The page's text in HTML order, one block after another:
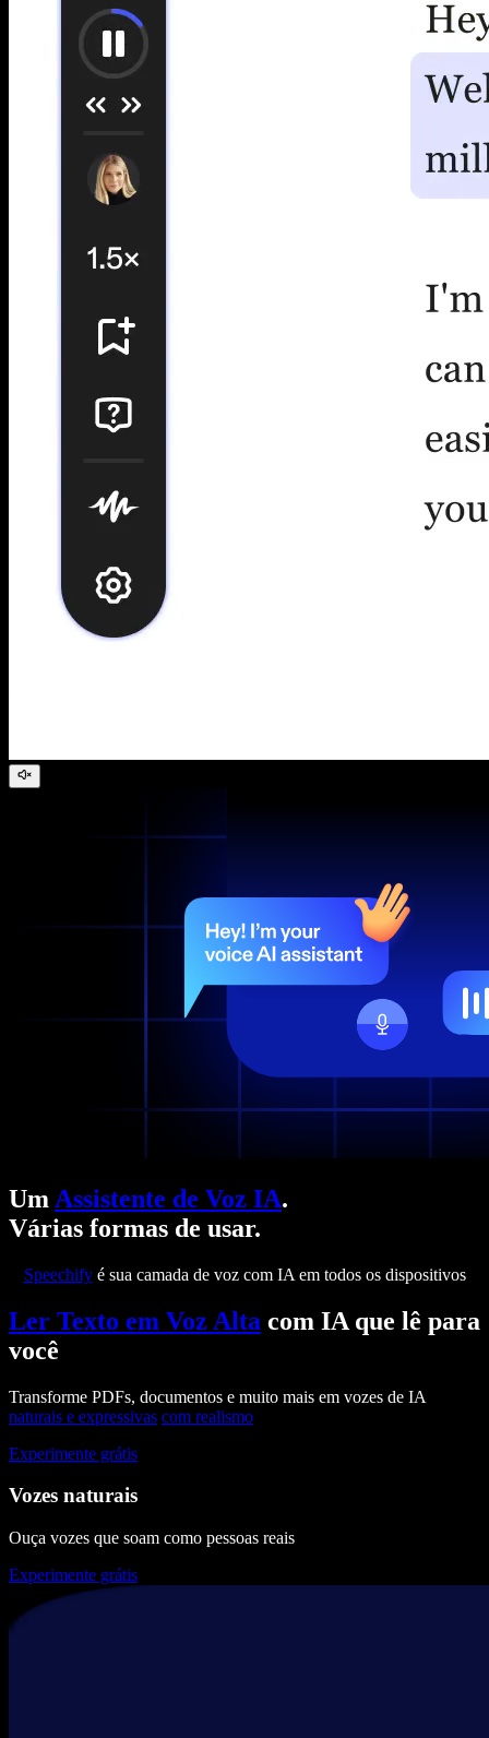
Um Assistente de Voz IA.
Várias formas de usar.
Speechifyé sua camada de voz com IA em todos os dispositivos
Ler Texto em Voz Alta com IA que lê para
você
Transforme PDFs, documentos e muito mais em vozes de IA
naturais e expressivas com realismo
Experimente grátis
Vozes naturais
Ouça vozes que soam como pessoas reais
Experimente grátis